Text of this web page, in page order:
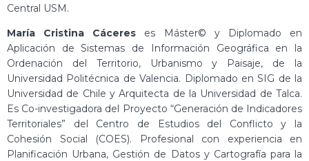
Central USM.
María Cristina Cáceres es Máster© y Diplomado en
Aplicación de Sistemas de Información Geográfica en la
Ordenación del Territorio, Urbanismo y Paisaje, de la
Universidad Politécnica de Valencia. Diplomado en SIG de la
Universidad de Chile y Arquitecta de la Universidad de Talca.
Es Co-investigadora del Proyecto “Generación de Indicadores
Territoriales” del Centro de Estudios del Conflicto y la
Cohesión Social (COES). Profesional con experiencia en
Planificación Urbana, Gestión de Datos y Cartografía para la